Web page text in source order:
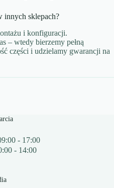
innych sklepach?
i konfiguracji.
– wtedy bierzemy pełną
części i udzielamy gwarancji na
- 17:00
- 14:00